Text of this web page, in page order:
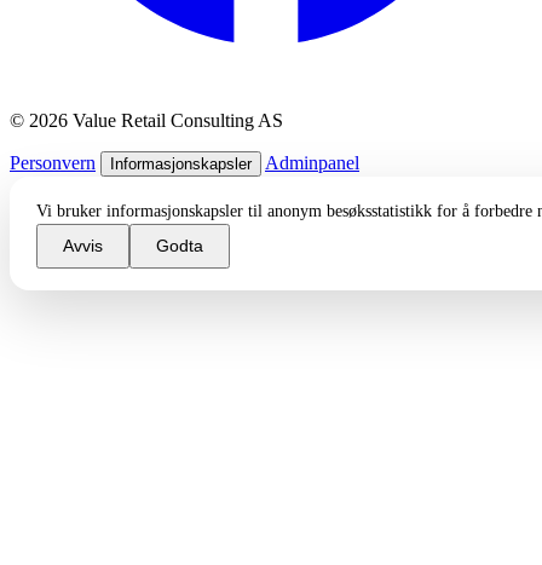
© 2026 Value Retail Consulting AS
Personvern Informasjonskapsler Adminpanel
Vi bruker informasjonskapsler til anonym besøksstatistikk for å forbedre
Avvis Godta